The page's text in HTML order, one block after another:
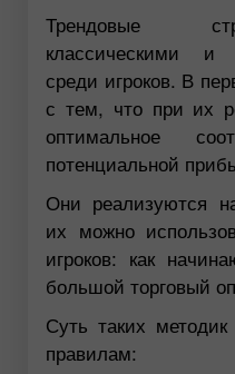
Трендовые
классическими
среди игроков. В
с тем, что при их
оптимальное
потенциальной
Они реализуются
их можно
игроков: как
большой торговый
Суть таких
правилам: